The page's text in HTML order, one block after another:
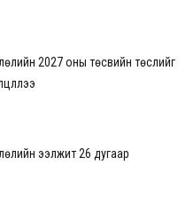
2027 оны төсвийн төслийг
ээлжит 26 дугаар